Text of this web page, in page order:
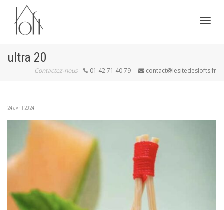
ultra 20
Contactez-nous 01 42 71 40 79 contact@lesitedeslofts.fr
24 avril 2024